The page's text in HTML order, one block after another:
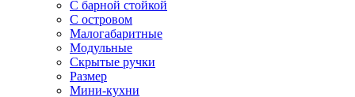
С барной стойкой
С островом
Малогабаритные
Модульные
Скрытые ручки
Размер
Мини-кухни